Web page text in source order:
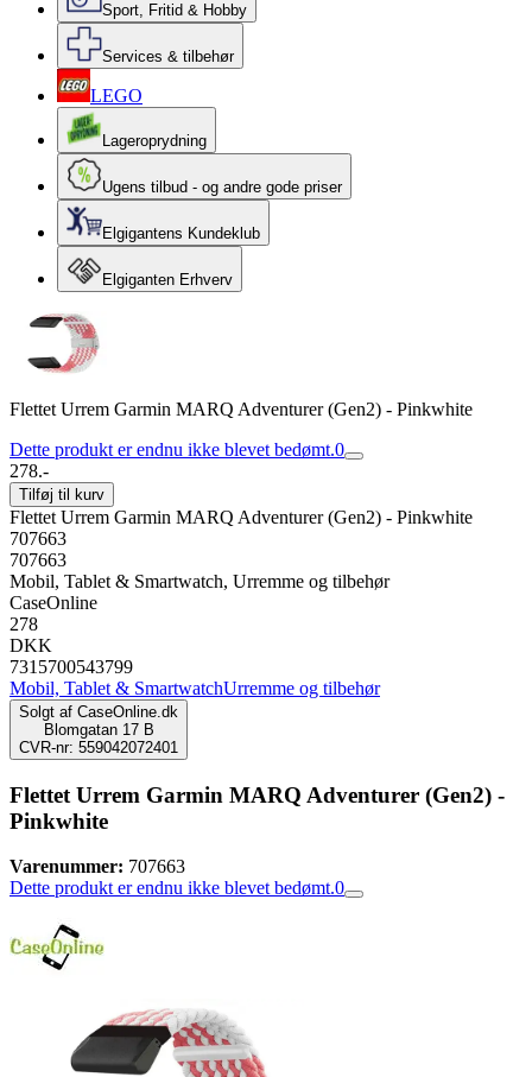
Sport, Fritid & Hobby
Services & tilbehør
LEGO
Lageroprydning
Ugens tilbud - og andre gode priser
Elgigantens Kundeklub
Elgiganten Erhverv
Flettet Urrem Garmin MARQ Adventurer (Gen2) - Pinkwhite
Dette produkt er endnu ikke blevet bedømt.0
278.-
Tilføj til kurv
Flettet Urrem Garmin MARQ Adventurer (Gen2) - Pinkwhite
707663
707663
Mobil, Tablet & Smartwatch, Urremme og tilbehør
CaseOnline
278
DKK
7315700543799
Mobil, Tablet & SmartwatchUrremme og tilbehør
Solgt af CaseOnline.dk
Blomgatan 17 B
CVR-nr: 559042072401
Flettet Urrem Garmin MARQ Adventurer (Gen2) -
Pinkwhite
Varenummer: 707663
Dette produkt er endnu ikke blevet bedømt.0